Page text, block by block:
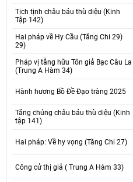
Tịch tịnh châu báu thù diệu (Kinh
Tập 142)
Hai pháp về Hy Cầu (Tăng Chi 29)
29)
Pháp vị tằng hữu Tôn giả Bạc Câu La
(Trung A Hàm 34)
Hành hương Bồ Đề Đạo tràng 2025
Tăng chúng châu báu thù diệu (Kinh
tập 141)
Hai pháp: Về hy vọng (Tăng Chi 27)
Công cử thị giả ( Trung A Hàm 33)